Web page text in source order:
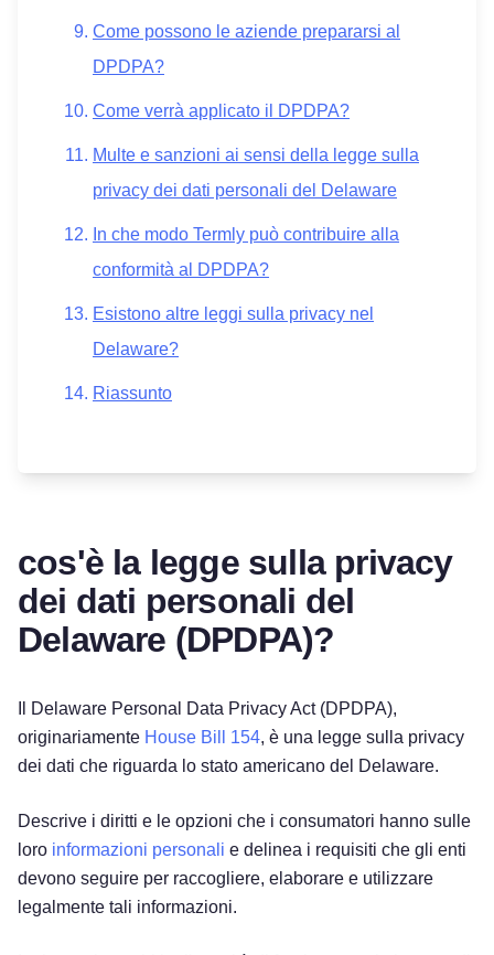
Come possono le aziende prepararsi al
DPDPA?
Come verrà applicato il DPDPA?
Multe e sanzioni ai sensi della legge sulla
privacy dei dati personali del Delaware
In che modo Termly può contribuire alla
conformità al DPDPA?
Esistono altre leggi sulla privacy nel
Delaware?
Riassunto
cos'è la legge sulla privacy
dei dati personali del
Delaware (DPDPA)?
Il Delaware Personal Data Privacy Act (DPDPA),
originariamente House Bill 154, è una legge sulla privacy
dei dati che riguarda lo stato americano del Delaware.
Descrive i diritti e le opzioni che i consumatori hanno sulle
loro informazioni personali e delinea i requisiti che gli enti
devono seguire per raccogliere, elaborare e utilizzare
legalmente tali informazioni.